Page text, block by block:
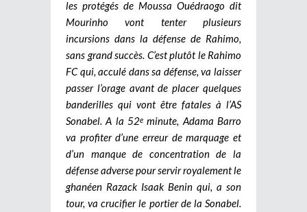
les protégés de Moussa Ouédraogo dit
Mourinho vont tenter plusieurs
incursions dans la défense de Rahimo,
sans grand succès. C’est plutôt le Rahimo
FC qui, acculé dans sa défense, va laisser
passer l’orage avant de placer quelques
banderilles qui vont être fatales à l’AS
Sonabel. A la 52e minute, Adama Barro
va profiter d’une erreur de marquage et
d’un manque de concentration de la
défense adverse pour servir royalement le
ghanéen Razack Isaak Benin qui, a son
tour, va crucifier le portier de la Sonabel.